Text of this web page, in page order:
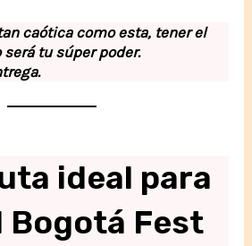
caótica como esta, tener el
tu súper poder.
ideal para
Bogotá Fest